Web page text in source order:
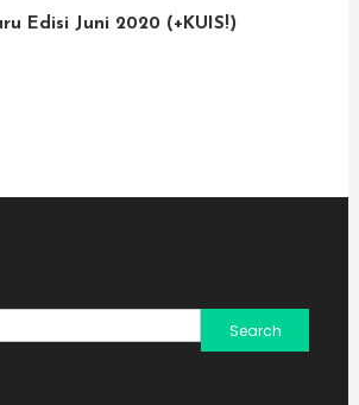
Edisi Juni 2020 (+KUIS!)
Search
for: